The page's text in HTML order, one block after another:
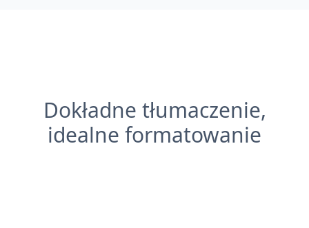
Dokładne tłumaczenie,
idealne formatowanie